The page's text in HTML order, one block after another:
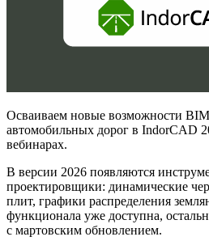
Осваиваем новые возможности
автомобильных дорог в IndorCAD
вебинарах.
В версии 2026 появляются
проектировщики: динамические
плит, графики распределения
функционала уже доступна,
с мартовским обновлением.